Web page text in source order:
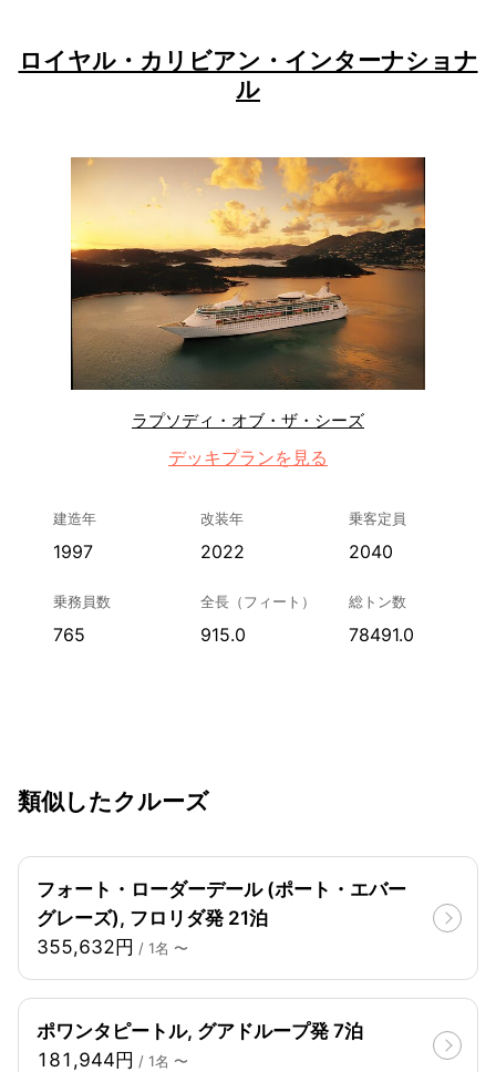
ロイヤル・カリビアン・インターナショナ
ル
ラプソディ・オブ・ザ・シーズ
デッキプランを見る
建造年
1997
改装年
2022
乗客定員
2040
乗務員数
765
全長（フィート）
915.0
総トン数
78491.0
類似したクルーズ
フォート・ローダーデール (ポート・エバー
グレーズ), フロリダ発 21泊
355,632円 / 1名 〜
ポワンタピートル, グアドループ発 7泊
181,944円 / 1名 〜